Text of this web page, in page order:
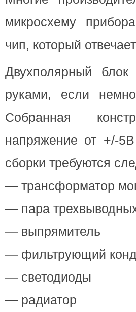
микросхему
чип, который
Двухполярный
руками, если
Собранная
напряжение от +/-
сборки требуются
— трансформатор
— пара
— выпрямитель
— фильтрующий
— светодиоды
— радиатор